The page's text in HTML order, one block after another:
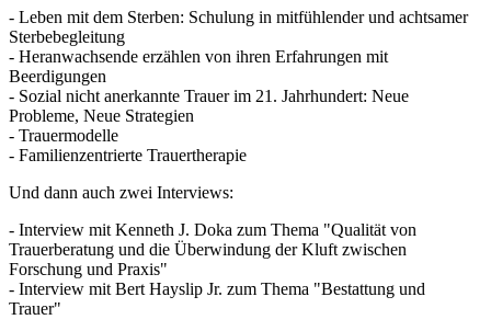
- Leben mit dem Sterben: Schulung in mitfühlender und achtsamer
Sterbebegleitung
- Heranwachsende erzählen von ihren Erfahrungen mit
Beerdigungen
- Sozial nicht anerkannte Trauer im 21. Jahrhundert: Neue
Probleme, Neue Strategien
- Trauermodelle
- Familienzentrierte Trauertherapie
Und dann auch zwei Interviews:
- Interview mit Kenneth J. Doka zum Thema "Qualität von
Trauerberatung und die Überwindung der Kluft zwischen
Forschung und Praxis"
- Interview mit Bert Hayslip Jr. zum Thema "Bestattung und
Trauer"